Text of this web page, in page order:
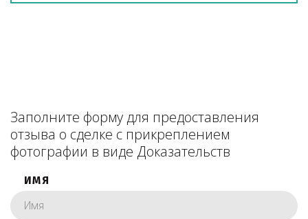
Заполните форму для предоставления
отзыва о сделке с прикреплением
фотографии в виде Доказательств
ИМЯ